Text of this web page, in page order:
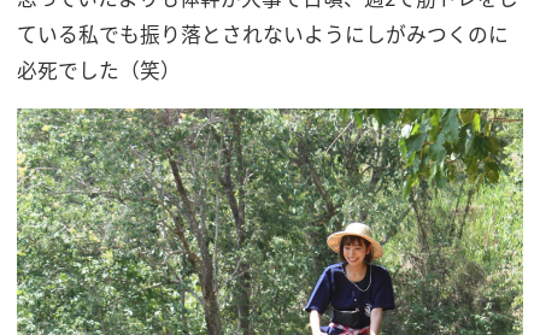
ている私でも振り落とされないようにしがみつくのに
必死でした（笑）